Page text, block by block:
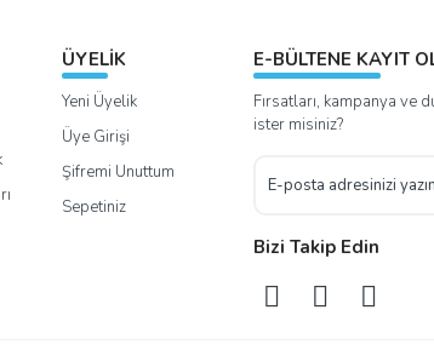
ÜYELİK
Yeni Üyelik
Üye Girişi
Şifremi Unuttum
Sepetiniz
E-BÜLTENE KAYIT
Fırsatları, kampanya ve
ister misiniz?
Bizi Takip Edin